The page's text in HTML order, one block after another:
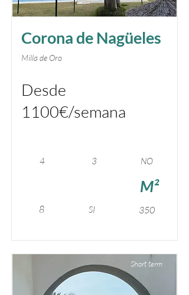
Corona de Nagüeles
Milla de Oro
Desde
1100€/semana
4
8
3
SI
NO
M²
350
Short term